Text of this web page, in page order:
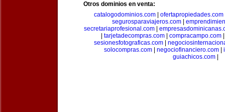
Otros dominios en venta:
catalogodominios.com| ofertapropiedades.com
segurosparaviajeros.com
secretariaprofesional.com|
tarjetadecompras.com compracampo.com
sesionesfotograficas.com
solocompras.com| negociofinanciero.com|
guiachicos.com|